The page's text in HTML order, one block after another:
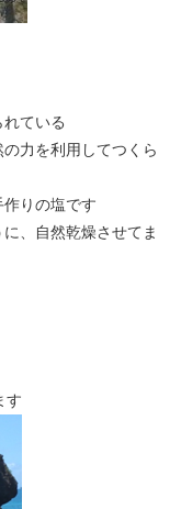
ている
力を利用してつくら
りの塩です
、自然乾燥させてま
す